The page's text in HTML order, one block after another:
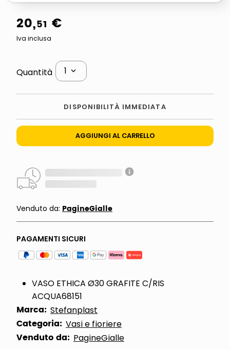
20,51 €
Iva inclusa
Quantità 1
DISPONIBILITÀ IMMEDIATA
AGGIUNGI AL CARRELLO
Venduto da: PagineGialle
PAGAMENTI SICURI
VASO ETHICA Ø30 GRAFITE C/RIS
ACQUA68151
Marca: Stefanplast
Categoria: Vasi e fioriere
Venduto da: PagineGialle